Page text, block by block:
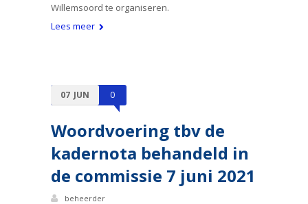
Willemsoord te organiseren.
Lees meer
07 JUN 0
Woordvoering tbv de
kadernota behandeld in
de commissie 7 juni 2021
beheerder